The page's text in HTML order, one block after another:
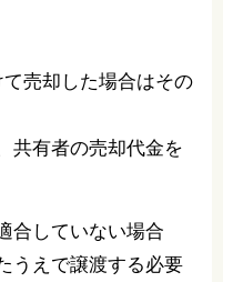
売却した場合はその
共有者の売却代金を
合していない場合
うえで譲渡する必要